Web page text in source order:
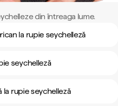
din întreaga lume.
la rupie seychelleză
seychelleză
la rupie seychelleză